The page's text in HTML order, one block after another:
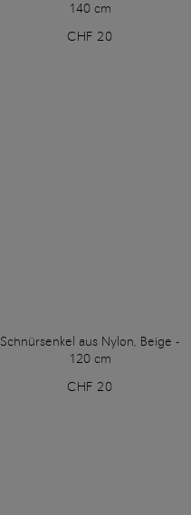
140 cm
CHF 20
Schnürsenkel aus Nylon, Beige -
120 cm
CHF 20